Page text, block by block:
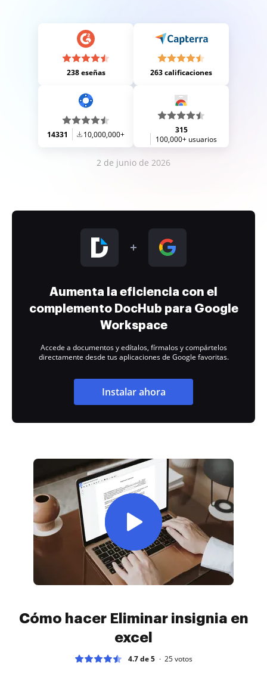
238 eseñas 263 calificaciones
14331 10,000,000+
315
100,000+ usuarios
2 de junio de 2026
Aumenta la eficiencia con el
complemento DocHub para Google
Workspace
Accede a documentos y edítalos, fírmalos y compártelos
directamente desde tus aplicaciones de Google favoritas.
Instalar ahora
Cómo hacer Eliminar insignia en
excel
4.7 de 5 25votos